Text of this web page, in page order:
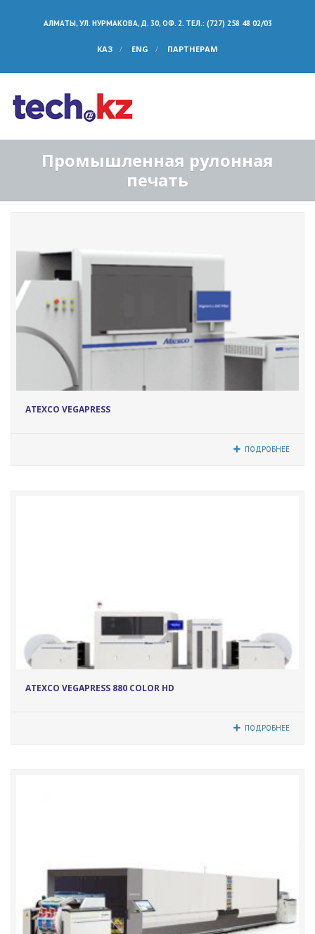
АЛМАТЫ, УЛ. НУРМАКОВА, Д. 30, ОФ. 2. ТЕЛ.: (727) 258 48 02/03
КАЗ ENG ПАРТНЕРАМ
Промышленная рулонная
печать
ATEXCO VEGAPRESS
ПОДРОБНЕЕ
ATEXCO VEGAPRESS 880 COLOR HD
ПОДРОБНЕЕ